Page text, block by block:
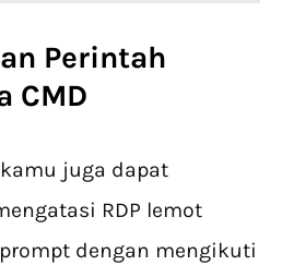
Perintah
CMD
juga dapat
RDP lemot
dengan mengikuti